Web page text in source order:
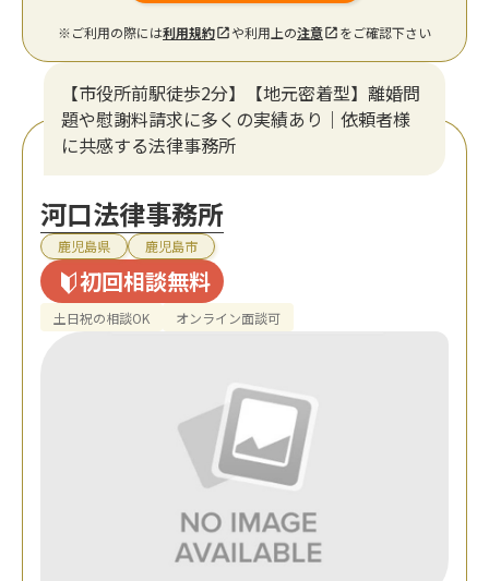
※ご利用の際には利用規約 や利用上の注意 をご確認下さい
【市役所前駅徒歩2分】【地元密着型】離婚問
題や慰謝料請求に多くの実績あり｜依頼者様
に共感する法律事務所
河口法律事務所
鹿児島県 鹿児島市
初回相談無料
土日祝の相談OK オンライン面談可